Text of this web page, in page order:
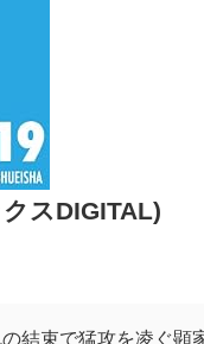
スDIGITAL)
結束で猛攻を凌ぐ顕